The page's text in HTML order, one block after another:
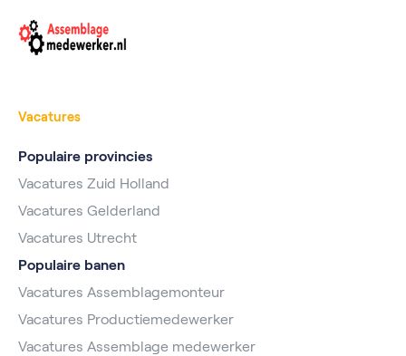
Vacatures
Populaire provincies
Vacatures Zuid Holland
Vacatures Gelderland
Vacatures Utrecht
Populaire banen
Vacatures Assemblagemonteur
Vacatures Productiemedewerker
Vacatures Assemblage medewerker